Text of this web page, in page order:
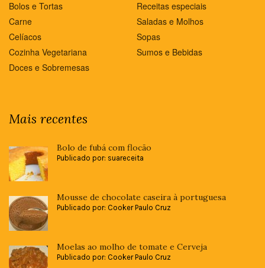
Bolos e Tortas
Carne
Celíacos
Cozinha Vegetariana
Doces e Sobremesas
Receitas especiais
Saladas e Molhos
Sopas
Sumos e Bebidas
Mais recentes
Bolo de fubá com flocão
Publicado por: suareceita
Mousse de chocolate caseira à portuguesa
Publicado por: Cooker Paulo Cruz
Moelas ao molho de tomate e Cerveja
Publicado por: Cooker Paulo Cruz